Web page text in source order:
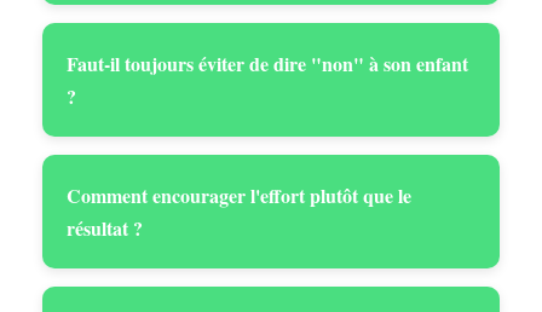
Faut-il toujours éviter de dire "non" à son enfant
?
Comment encourager l'effort plutôt que le
résultat ?